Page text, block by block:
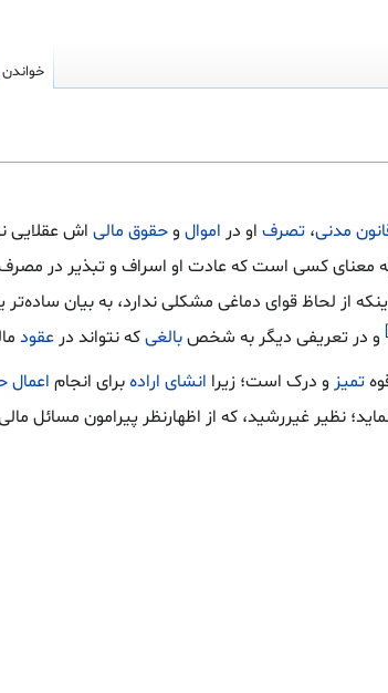
، تصرف او در اموال وحقوق مالی اش عقلایی
معنای کسی است که عادت او اسراف و تبذیر در
از لحاظ قوای دماغی مشکلی ندارد، به بیان
و در تعریفی دیگر به شخصبالغیکه نتواند در عقود
تمیز و درک است؛ زیرا انشای ارادهبرای انجام اعمال
نظیر غیررشید، که از اظهارنظر پیرامون مسائل
خواندن